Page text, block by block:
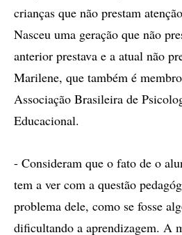
crianças que não prestam
Nasceu uma geração que não
anterior prestava e a atual não
Marilene, que também é
Associação Brasileira de
Educacional.
- Consideram que o fato de o
tem a ver com a questão
problema dele, como se fosse
dificultando a aprendizagem. A